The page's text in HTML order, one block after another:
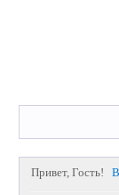
Привет, Гость!